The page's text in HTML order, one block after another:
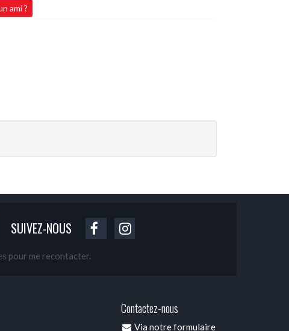
ami ?
SUIVEZ-NOUS
pour me recontacter.
Contactez-nous
Via notre formulaire